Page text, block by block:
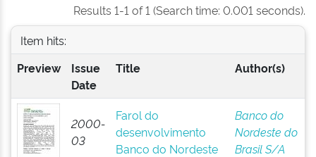
Results 1-1 of 1 (Search time: 0.001 seconds).
Item hits:
Preview
Issue
Date
Title Author(s)
2000-
03
Farol do
desenvolvimento
Banco do Nordeste
Banco do
Nordeste do
Brasil S/A